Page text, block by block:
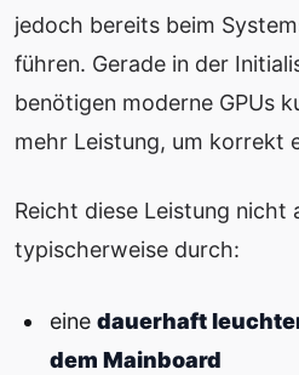
jedoch bereits beim
führen. Gerade in der
benötigen moderne GPUs
mehr Leistung, um korrekt
Reicht diese Leistung nicht
typischerweise durch:
eine dauerhaft
dem Mainboard